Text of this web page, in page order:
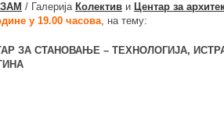
/ Галерија Колектив и Центар за
у 19.00 часова, на тему:
ЗА СТАНОВАЊЕ – ТЕХНОЛОГИЈА,